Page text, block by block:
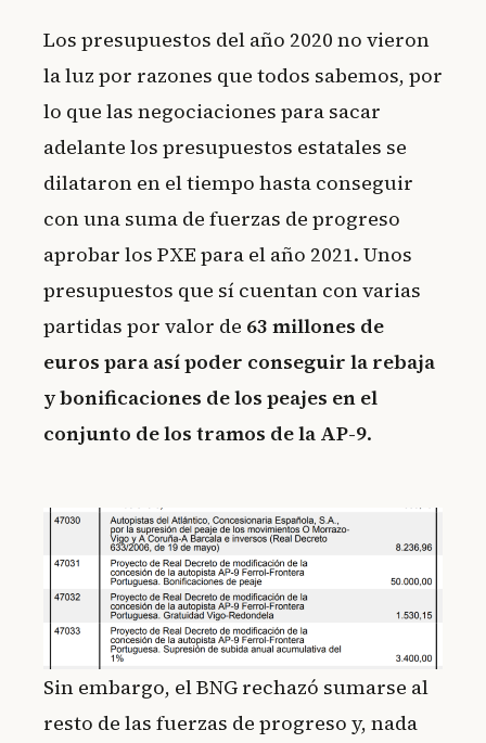
Los presupuestos del año 2020 no vieron
la luz por razones que todos sabemos, por
lo que las negociaciones para sacar
adelante los presupuestos estatales se
dilataron en el tiempo hasta conseguir
con una suma de fuerzas de progreso
aprobar los PXE para el año 2021. Unos
presupuestos que sí cuentan con varias
partidas por valor de 63 millones de
euros para así poder conseguir la rebaja
y bonificaciones de los peajes en el
conjunto de los tramos de la AP-9.
Sin embargo, el BNG rechazó sumarse al
resto de las fuerzas de progreso y, nada